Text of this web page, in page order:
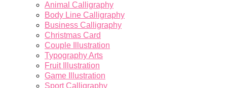
Animal Calligraphy
Body Line Calligraphy
Business Calligraphy
Christmas Card
Couple Illustration
Typography Arts
Fruit Illustration
Game Illustration
Sport Calligraphy